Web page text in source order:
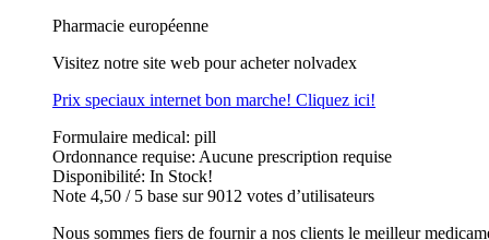
Pharmacie européenne
Visitez notre site web pour acheter nolvadex
Prix speciaux internet bon marche! Cliquez ici!
Formulaire medical: pill
Ordonnance requise: Aucune prescription requise
Disponibilité: In Stock!
Note 4,50 / 5 base sur 9012 votes d’utilisateurs
Nous sommes fiers de fournir a nos clients le meilleur